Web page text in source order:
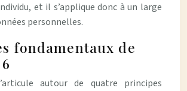
et il s’applique donc à un large
personnelles.
fondamentaux de
autour de quatre principes